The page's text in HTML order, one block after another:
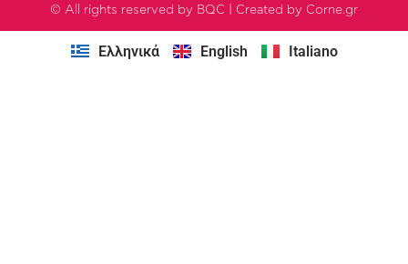
© All rights reserved by BQC | Created by Corne.gr
Ελληνικά English Italiano